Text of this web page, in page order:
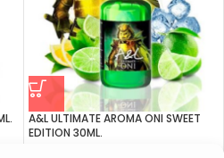
A&L ULTIMATE AROMA ONI SWEET
EDITION 30ML.